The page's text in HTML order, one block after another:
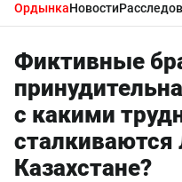
ОрдынкаНовости
Фиктивные
с какими
Казахстане?